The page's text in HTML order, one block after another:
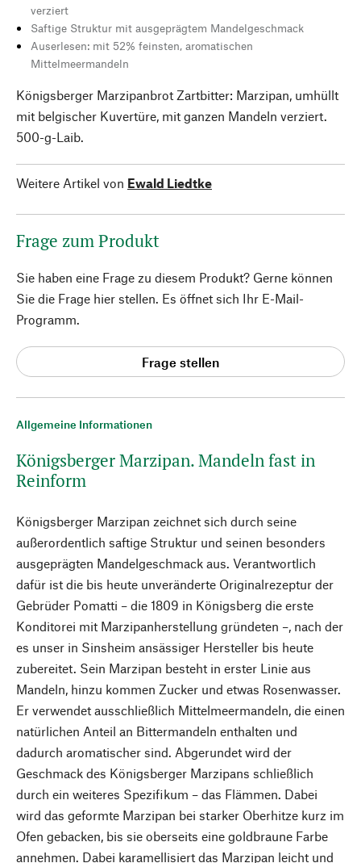
Allgemeine Informationen
Königsberger Marzipan. Mandeln fast in
Reinform
Königsberger Marzipan zeichnet sich durch seine
außerordentlich saftige Struktur und seinen besonders
ausgeprägten Mandelgeschmack aus. Verantwortlich
dafür ist die bis heute unveränderte Originalrezeptur der
Gebrüder Pomatti – die 1809 in Königsberg die erste
Konditorei mit Marzipanherstellung gründeten –, nach der
es unser in Sinsheim ansässiger Hersteller bis heute
zubereitet. Sein Marzipan besteht in erster Linie aus
Mandeln, hinzu kommen Zucker und etwas Rosenwasser.
Er verwendet ausschließlich Mittelmeermandeln, die einen
natürlichen Anteil an Bittermandeln enthalten und
dadurch aromatischer sind. Abgerundet wird der
Geschmack des Königsberger Marzipans schließlich
durch ein weiteres Spezifikum – das Flämmen. Dabei
wird das geformte Marzipan bei starker Oberhitze kurz im
Ofen gebacken, bis sie oberseits eine goldbraune Farbe
annehmen. Dabei karamellisiert das Marzipan leicht und
verziert
Saftige Struktur mit ausgeprägtem Mandelgeschmack
Auserlesen: mit 52% feinsten, aromatischen
Mittelmeermandeln
Königsberger Marzipanbrot Zartbitter: Marzipan, umhüllt
mit belgischer Kuvertüre, mit ganzen Mandeln verziert.
500-g-Laib.
Weitere Artikel von Ewald Liedtke
Frage zum Produkt
Sie haben eine Frage zu diesem Produkt? Gerne können
Sie die Frage hier stellen. Es öffnet sich Ihr E-Mail-
Programm.
Frage stellen